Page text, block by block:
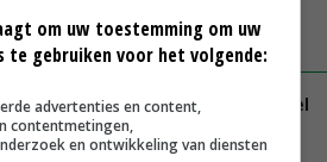
groeit verder en ziet marktaandeel
07:43
om uw toestemming om uw
te gebruiken voor het volgende:
advertenties en content,
contentmetingen,
en ontwikkeling van diensten